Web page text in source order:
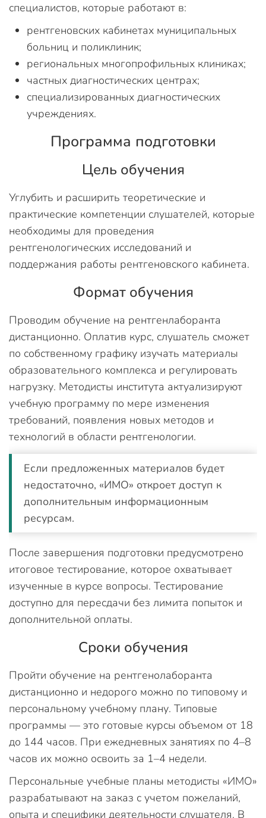
специалистов, которые работают в:
рентгеновских кабинетах муниципальных
больниц и поликлиник;
региональных многопрофильных клиниках;
частных диагностических центрах;
специализированных диагностических
учреждениях.
Программа подготовки
Цель обучения
Углубить и расширить теоретические и
практические компетенции слушателей, которые
необходимы для проведения
рентгенологических исследований и
поддержания работы рентгеновского кабинета.
Формат обучения
Проводим обучение на рентгенлаборанта
дистанционно. Оплатив курс, слушатель сможет
по собственному графику изучать материалы
образовательного комплекса и регулировать
нагрузку. Методисты института актуализируют
учебную программу по мере изменения
требований, появления новых методов и
технологий в области рентгенологии.
Если предложенных материалов будет
недостаточно, «ИМО» откроет доступ к
дополнительным информационным
ресурсам.
После завершения подготовки предусмотрено
итоговое тестирование, которое охватывает
изученные в курсе вопросы. Тестирование
доступно для пересдачи без лимита попыток и
дополнительной оплаты.
Сроки обучения
Пройти обучение на рентгенолаборанта
дистанционно и недорого можно по типовому и
персональному учебному плану. Типовые
программы — это готовые курсы объемом от 18
до 144 часов. При ежедневных занятиях по 4–8
часов их можно освоить за 1–4 недели.
Персональные учебные планы методисты «ИМО»
разрабатывают на заказ с учетом пожеланий,
опыта и специфики деятельности слушателя. В